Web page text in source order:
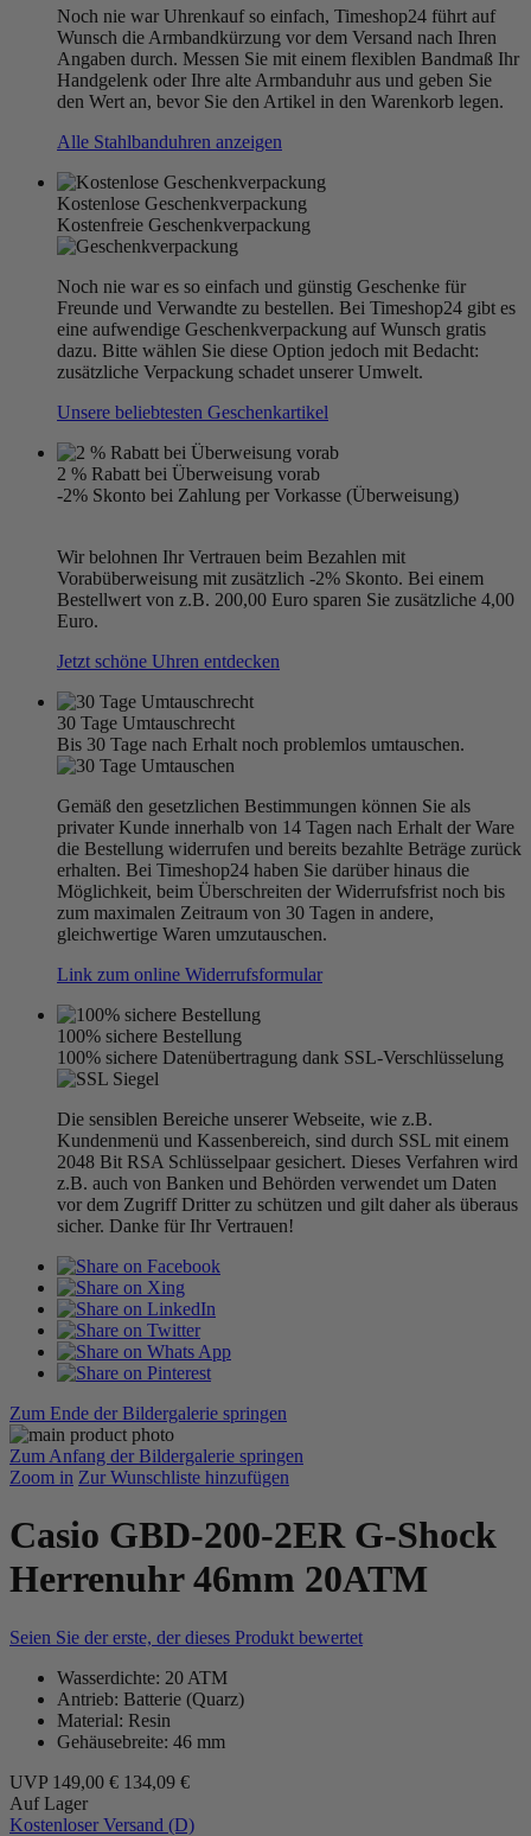
Noch nie war Uhrenkauf so einfach, Timeshop24 führt auf
Wunsch die Armbandkürzung vor dem Versand nach Ihren
Angaben durch. Messen Sie mit einem flexiblen Bandmaß Ihr
Handgelenk oder Ihre alte Armbanduhr aus und geben Sie
den Wert an, bevor Sie den Artikel in den Warenkorb legen.
Alle Stahlbanduhren anzeigen
Kostenlose Geschenkverpackung
Kostenfreie Geschenkverpackung
Noch nie war es so einfach und günstig Geschenke für
Freunde und Verwandte zu bestellen. Bei Timeshop24 gibt es
eine aufwendige Geschenkverpackung auf Wunsch gratis
dazu. Bitte wählen Sie diese Option jedoch mit Bedacht:
zusätzliche Verpackung schadet unserer Umwelt.
Unsere beliebtesten Geschenkartikel
2 % Rabatt bei Überweisung vorab
-2% Skonto bei Zahlung per Vorkasse (Überweisung)
Wir belohnen Ihr Vertrauen beim Bezahlen mit
Vorabüberweisung mit zusätzlich -2% Skonto. Bei einem
Bestellwert von z.B. 200,00 Euro sparen Sie zusätzliche 4,00
Euro.
Jetzt schöne Uhren entdecken
30 Tage Umtauschrecht
Bis 30 Tage nach Erhalt noch problemlos umtauschen.
Gemäß den gesetzlichen Bestimmungen können Sie als
privater Kunde innerhalb von 14 Tagen nach Erhalt der Ware
die Bestellung widerrufen und bereits bezahlte Beträge zurück
erhalten. Bei Timeshop24 haben Sie darüber hinaus die
Möglichkeit, beim Überschreiten der Widerrufsfrist noch bis
zum maximalen Zeitraum von 30 Tagen in andere,
gleichwertige Waren umzutauschen.
Link zum online Widerrufsformular
100% sichere Bestellung
100% sichere Datenübertragung dank SSL-Verschlüsselung
Die sensiblen Bereiche unserer Webseite, wie z.B.
Kundenmenü und Kassenbereich, sind durch SSL mit einem
2048 Bit RSA Schlüsselpaar gesichert. Dieses Verfahren wird
z.B. auch von Banken und Behörden verwendet um Daten
vor dem Zugriff Dritter zu schützen und gilt daher als überaus
sicher. Danke für Ihr Vertrauen!
Zum Ende der Bildergalerie springen
Zum Anfang der Bildergalerie springen
Zoom in Zur Wunschliste hinzufügen
Casio GBD-200-2ER G-Shock
Herrenuhr 46mm 20ATM
Seien Sie der erste, der dieses Produkt bewertet
Wasserdichte: 20 ATM
Antrieb: Batterie (Quarz)
Material: Resin
Gehäusebreite: 46 mm
UVP 149,00 € 134,09 €
Auf Lager
Kostenloser Versand (D)